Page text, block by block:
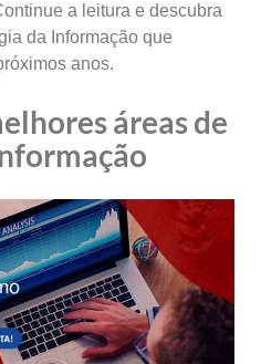
a leitura e descubra
da Informação que
anos.
áreas de